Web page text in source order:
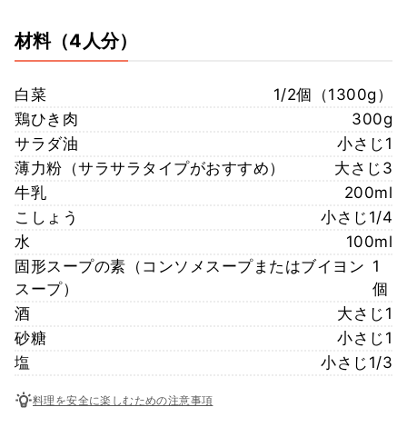
材料（4人分）
白菜
1/2個（1300g）
鶏ひき肉
300g
サラダ油
小さじ1
薄力粉（サラサラタイプがおすすめ）
大さじ3
牛乳
200ml
こしょう
小さじ1/4
水
100ml
固形スープの素（コンソメスープまたはブイヨン
スープ）
1
個
酒
大さじ1
砂糖
小さじ1
塩
小さじ1/3
料理を安全に楽しむための注意事項